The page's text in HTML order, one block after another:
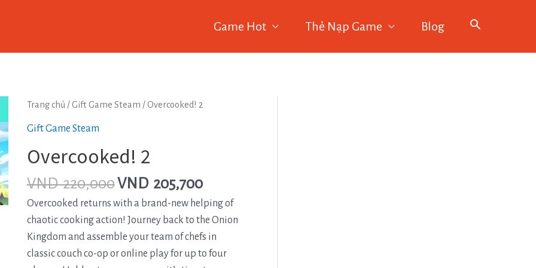
Game Hot Thẻ Nạp Game Blog
Trang chủ /Gift Game Steam / Overcooked! 2
Gift Game Steam
Overcooked! 2
VND220,000VND 205,700
Overcooked returns with a brand-new helping of
chaotic cooking action! Journey back to the Onion
Kingdom and assemble your team of chefs in
classic couch co-op or online play for up to four